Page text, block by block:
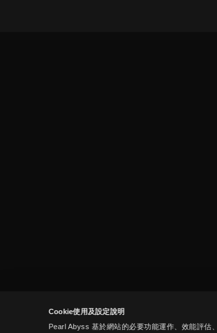
Cookie使用及設定說明
Pearl Abyss 基於網站的必要功能運作、效能評估